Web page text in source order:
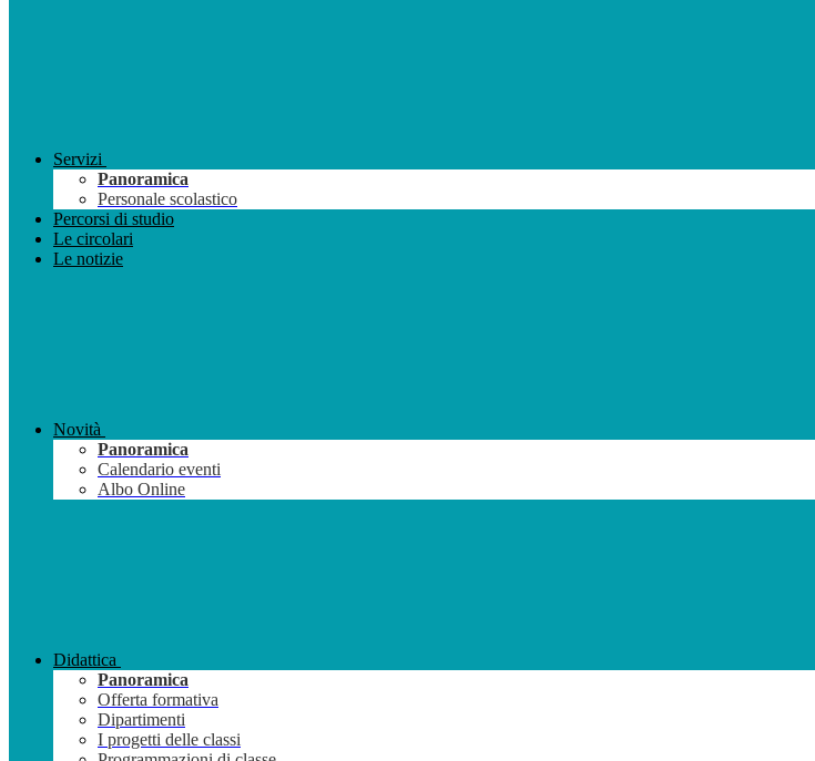
Servizi
Panoramica
Personale scolastico
Percorsi di studio
Le circolari
Le notizie
Novità
Panoramica
Calendario eventi
Albo Online
Didattica
Panoramica
Offerta formativa
Dipartimenti
I progetti delle classi